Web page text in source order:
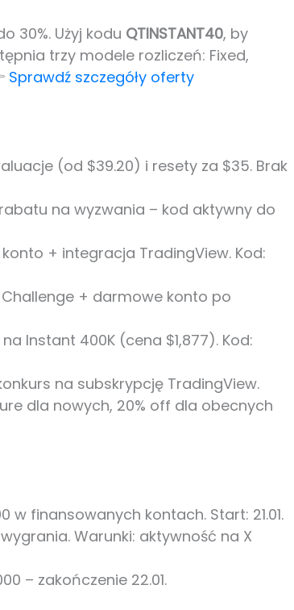
30%. Użyj kodu QTINSTANT40, by
trzy modele rozliczeń: Fixed,
Sprawdź szczegóły oferty
(od $39.20) i resety za $35. Brak
na wyzwania – kod aktywny do
+ integracja TradingView. Kod:
Challenge + darmowe konto po
Instant 400K (cena $1,877). Kod:
na subskrypcję TradingView.
dla nowych, 20% off dla obecnych
w finansowanych kontach. Start: 21.01.
Warunki: aktywność na X
– zakończenie 22.01.